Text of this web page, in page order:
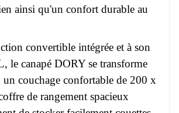
ainsi qu'un confort durable au
convertible intégrée et à son
le canapé DORY se transforme
un couchage confortable de 200 x
de rangement spacieux